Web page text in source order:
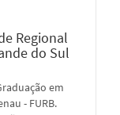
Regional
do Sul
em
- FURB.